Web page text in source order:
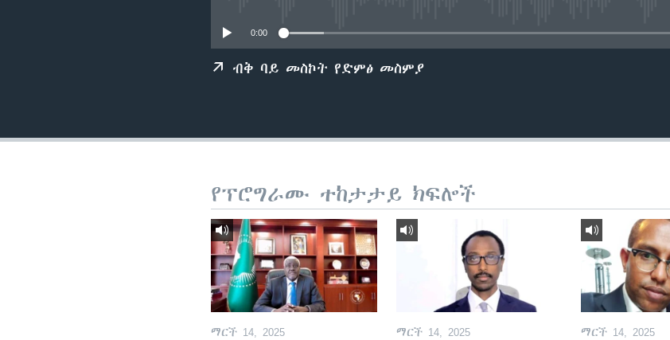
0:00
ብቅ ባይ መስኮት የድምፅ መስምያ
የፕሮግራሙ ተከታታይ ክፍሎች
ማርች 14, 2025 ማርች 14, 2025 ማርች 14, 2025